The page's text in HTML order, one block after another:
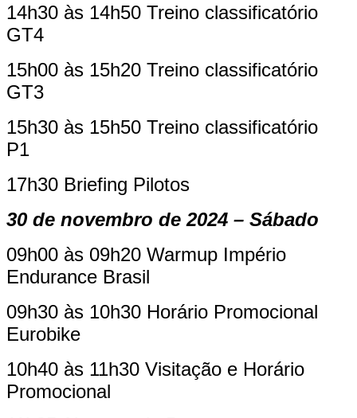
14h30 às 14h50 Treino classificatório
GT4
15h00 às 15h20 Treino classificatório
GT3
15h30 às 15h50 Treino classificatório
P1
17h30 Briefing Pilotos
30 de novembro de 2024 – Sábado
09h00 às 09h20 Warmup Império
Endurance Brasil
09h30 às 10h30 Horário Promocional
Eurobike
10h40 às 11h30 Visitação e Horário
Promocional